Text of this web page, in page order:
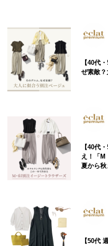
【40代
ぜ素敵
【40代
え！「
夏から秋
【50代